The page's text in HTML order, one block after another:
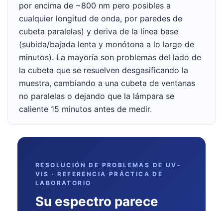
por encima de ~800 nm pero posibles a
cualquier longitud de onda, por paredes de
cubeta paralelas) y deriva de la línea base
(subida/bajada lenta y monótona a lo largo de
minutos). La mayoría son problemas del lado de
la cubeta que se resuelven desgasificando la
muestra, cambiando a una cubeta de ventanas
no paralelas o dejando que la lámpara se
caliente 15 minutos antes de medir.
RESOLUCIÓN DE PROBLEMAS DE UV-
VIS · REFERENCIA PRÁCTICA DE
LABORATORIO
Su espectro parece